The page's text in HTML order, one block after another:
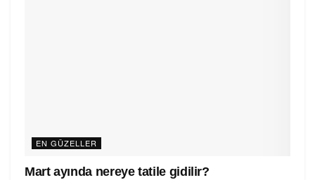
EN GÜZELLER
Mart ayında nereye tatile gidilir?